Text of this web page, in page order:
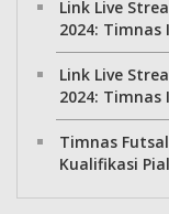
Link Live
2024: Timnas
Link Live
2024:
Timnas
Kualifikasi